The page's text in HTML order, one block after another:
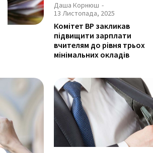
Даша Корнюш -
13 Листопада, 2025
Комітет ВР закликав
підвищити зарплати
вчителям до рівня трьох
мінімальних окладів